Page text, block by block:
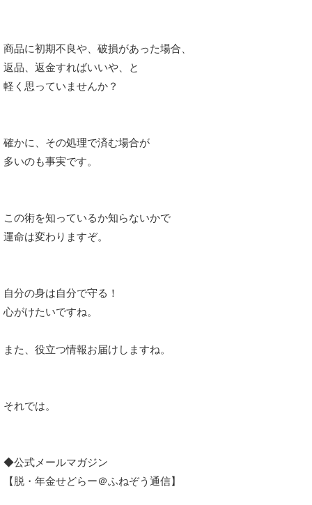
商品に初期不良や、破損があった場合、
返品、返金すればいいや、と
軽く思っていませんか？
確かに、その処理で済む場合が
多いのも事実です。
この術を知っているか知らないかで
運命は変わりますぞ。
自分の身は自分で守る！
心がけたいですね。
また、役立つ情報お届けしますね。
それでは。
◆公式メールマガジン
【脱・年金せどらー＠ふねぞう通信】